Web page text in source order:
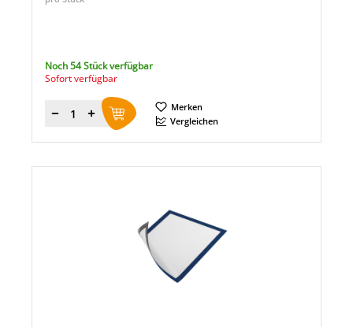
Noch 54 Stück verfügbar
Sofort verfügbar
Menge
Merken
Vergleichen